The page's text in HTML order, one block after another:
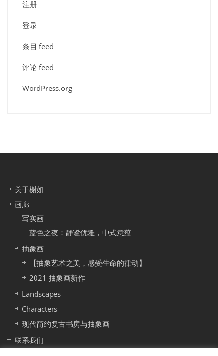
注册
登录
条目 feed
评论 feed
WordPress.org
关于榭如
画廊
写实画
蓝色之夜：静谧优雅，中式意蕴
抽象画
【抽象艺术之美，感受生命的律动】
2021 抽象画新作
Landscapes
Characters
现代简约复古书房与抽象画
联系我们